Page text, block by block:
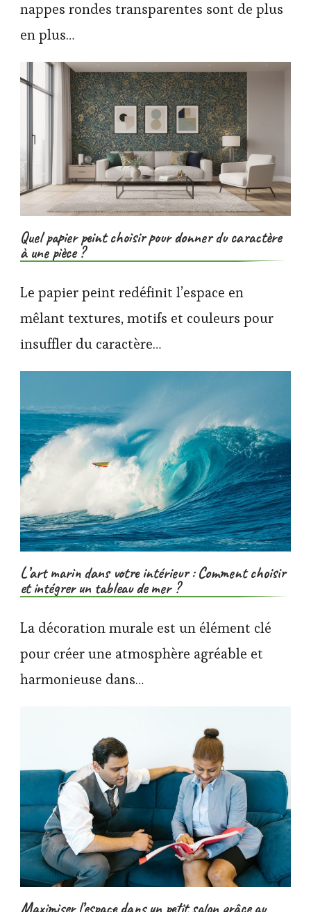
nappes rondes transparentes sont de plus
en plus…
Quel papier peint choisir pour donner du caractère
à une pièce ?
Le papier peint redéfinit l’espace en
mêlant textures, motifs et couleurs pour
insuffler du caractère…
L’art marin dans votre intérieur : Comment choisir
et intégrer un tableau de mer ?
La décoration murale est un élément clé
pour créer une atmosphère agréable et
harmonieuse dans…